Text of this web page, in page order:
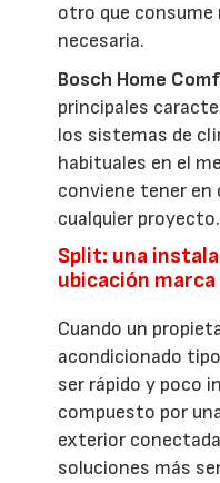
otro que consume
necesaria.
Bosch Home
principales
los sistemas de
habituales en el
conviene tener en
cualquier proyecto.
Split: una
ubicación
Cuando un
acondicionado
ser rápido y poco
compuesto por
exterior
soluciones más